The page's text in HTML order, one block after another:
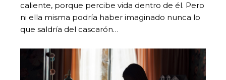
caliente, porque percibe vida dentro de él. Pero
ni ella misma podría haber imaginado nunca lo
que saldría del cascarón…